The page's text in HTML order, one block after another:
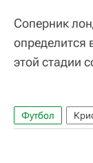
Соперник
определится
этой стадии
Футбол